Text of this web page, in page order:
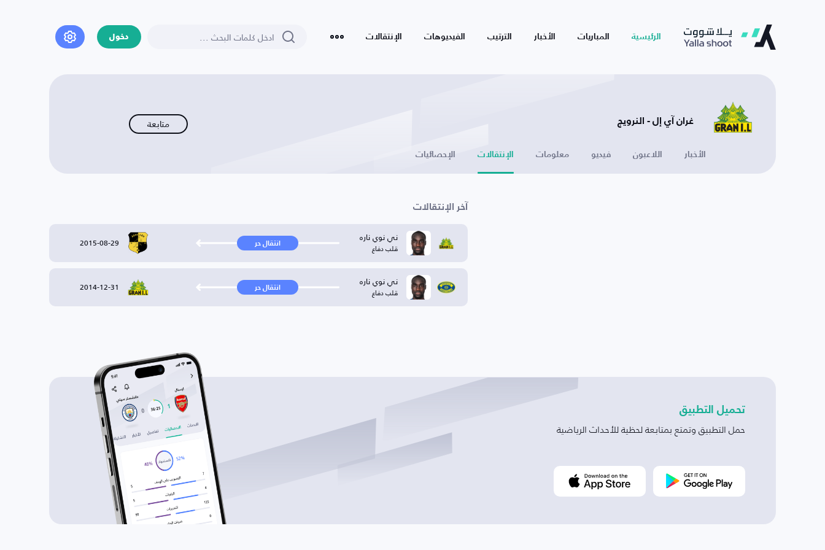
الرئيسية المباريات الأخبار الترتيب الفيديوهات الإنتقالات دخول
غران آي إل - النرويج متابعة
الأخبار اللاعبون فيديو معلومات الإنتقالات الإحصائيات
آخر الإنتقالات
ني نوي ناره
قلب دفاع انتقال حر 2015-08-29
ني نوي ناره
قلب دفاع انتقال حر 2014-12-31
تحميل التطبيق
حمل التطبيق وتمتع بمتابعة لحظية للأحداث الرياضية